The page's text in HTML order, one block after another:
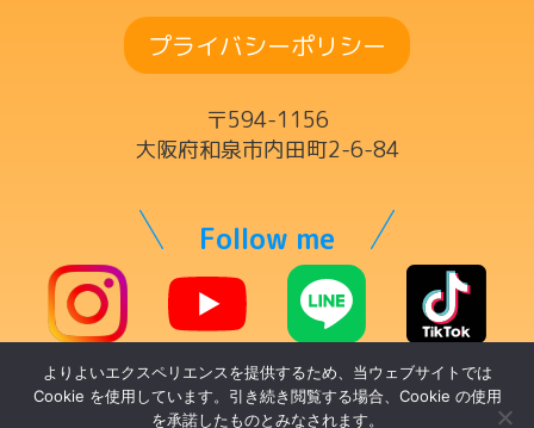
ドラムコース
ボーカルコース
ギター・ウクレレ・ベースコース
キーボードコース
ママの為の英語コース
チケット制レッスン
講師一覧
プライバシーポリシー
〒594-1156
大阪府和泉市内田町2-6-84
Follow me
© トントンミュージックスクール
よりよいエクスペリエンスを提供するため、当ウェブサイトでは
Cookie を使用しています。引き続き閲覧する場合、Cookie の使用
を承諾したものとみなされます。